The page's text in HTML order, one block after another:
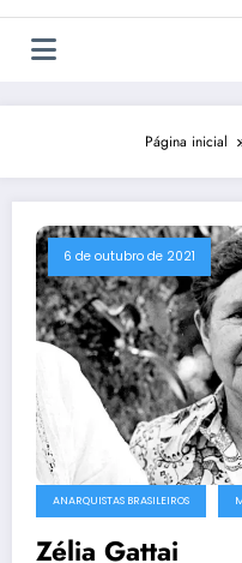
Página inicial
6 de outubro de 2021
ANARQUISTAS BRASILEIROS
Zélia Gattai